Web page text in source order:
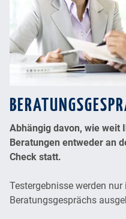
Abhängig davon, wie weit
Beratungen entweder an
Check statt.
Testergebnisse werden
Beratungsgesprächs